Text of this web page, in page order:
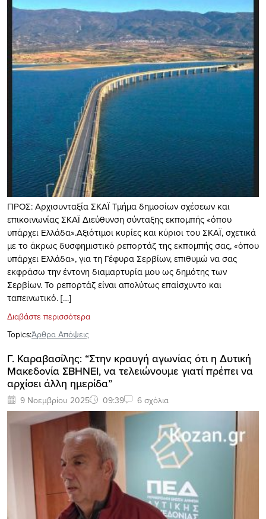
ΠΡΟΣ: Αρχισυνταξία ΣΚΑΪ Τμήμα δημοσίων σχέσεων και
επικοινωνίας ΣΚΑΪ Διεύθυνση σύνταξης εκπομπής «όπου
υπάρχει Ελλάδα».Αξιότιμοι κυρίες και κύριοι του ΣΚΑΪ, σχετικά
με το άκρως δυσφημιστικό ρεπορτάζ της εκπομπής σας, «όπου
υπάρχει Ελλάδα», για τη Γέφυρα Σερβίων, επιθυμώ να σας
εκφράσω την έντονη διαμαρτυρία μου ως δημότης των
Σερβίων. Το ρεπορτάζ είναι απολύτως επαίσχυντο και
ταπεινωτικό. […]
Διαβάστε περισσότερα
Topics:Άρθρα Απόψεις
Γ. Καραβασίλης: “Στην κραυγή αγωνίας ότι η Δυτική
Μακεδονία ΣΒΗΝΕΙ, να τελειώνουμε γιατί πρέπει να
αρχίσει άλλη ημερίδα”
9 Νοεμβρίου 2025 09:39 6 σχόλια